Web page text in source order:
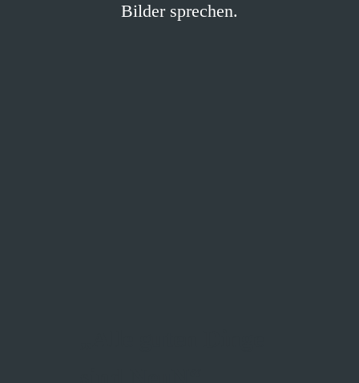
Bilder sprechen.